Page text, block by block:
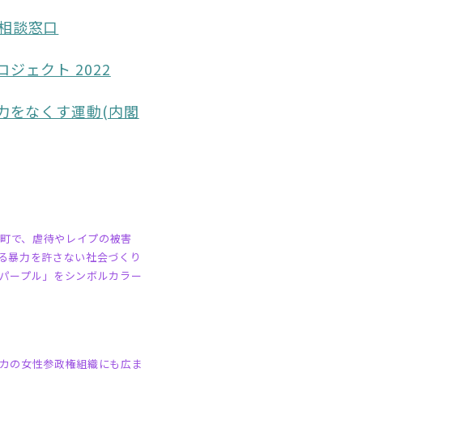
談窓口
ジェクト 2022
をなくす運動(内閣
で、虐待やレイプの被害
暴力を許さない社会づくり
ープル」をシンボルカラー
の女性参政権組織にも広ま